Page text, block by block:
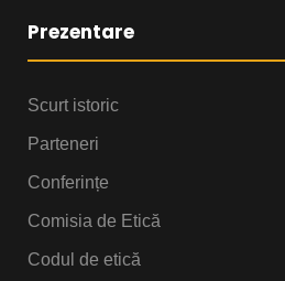
Prezentare
Scurt istoric
Parteneri
Conferințe
Comisia de Etică
Codul de etică